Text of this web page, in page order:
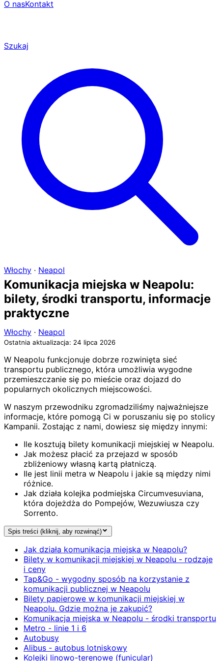
O nasKontakt
Szukaj
Włochy · Neapol
Komunikacja miejska w Neapolu:
bilety, środki transportu, informacje
praktyczne
Włochy · Neapol
Ostatnia aktualizacja: 24 lipca 2026
W Neapolu funkcjonuje dobrze rozwinięta sieć
transportu publicznego, która umożliwia wygodne
przemieszczanie się po mieście oraz dojazd do
popularnych okolicznych miejscowości.
W naszym przewodniku zgromadziliśmy najważniejsze
informacje, które pomogą Ci w poruszaniu się po stolicy
Kampanii. Zostając z nami, dowiesz się między innymi:
Ile kosztują bilety komunikacji miejskiej w Neapolu.
Jak możesz płacić za przejazd w sposób
zbliżeniowy własną kartą płatniczą.
Ile jest linii metra w Neapolu i jakie są między nimi
różnice.
Jak działa kolejka podmiejska Circumvesuviana,
która dojeżdża do Pompejów, Wezuwiusza czy
Sorrento.
Spis treści (kliknij, aby rozwinąć)
Jak działa komunikacja miejska w Neapolu?
Bilety w komunikacji miejskiej w Neapolu - rodzaje
i ceny
Tap&Go - wygodny sposób na korzystanie z
komunikacji publicznej w Neapolu
Bilety papierowe w komunikacji miejskiej w
Neapolu. Gdzie można je zakupić?
Komunikacja miejska w Neapolu - środki transportu
Metro - linie 1 i 6
Autobusy
Alibus - autobus lotniskowy
Kolejki linowo-terenowe (funicular)